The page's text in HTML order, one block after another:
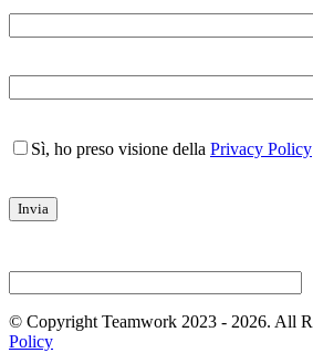
Sì, ho preso visione della Privacy Policy
© Copyright Teamwork 2023 - 2026. All
Policy